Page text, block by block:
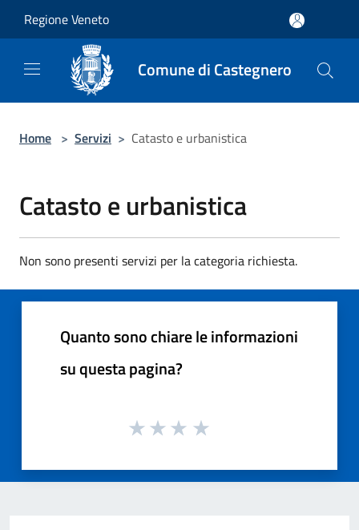
Regione Veneto
Comune di Castegnero
Home > Servizi > Catasto e urbanistica
Catasto e urbanistica
Non sono presenti servizi per la categoria richiesta.
Quanto sono chiare le informazioni
su questa pagina?